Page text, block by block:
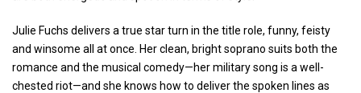
Julie Fuchs delivers a true star turn in the title role, funny, feisty
and winsome all at once. Her clean, bright soprano suits both the
romance and the musical comedy—her military song is a well-
chested riot—and she knows how to deliver the spoken lines as